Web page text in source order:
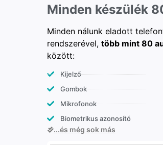
Minden készülék
Minden nálunk eladott
rendszerével, több mint 80
között:
Kijelző
Gombok
Mikrofonok
Biometrikus azonosító
...és még sok más